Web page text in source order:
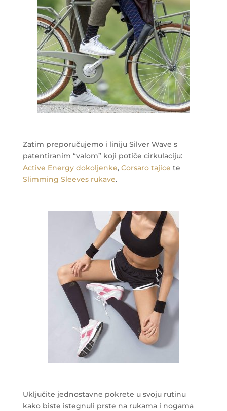
Zatim preporučujemo i liniju Silver Wave s
patentiranim “valom” koji potiče cirkulaciju:
Active Energy dokoljenke, Corsaro tajice te
Slimming Sleeves rukave.
Uključite jednostavne pokrete u svoju rutinu
kako biste istegnuli prste na rukama i nogama